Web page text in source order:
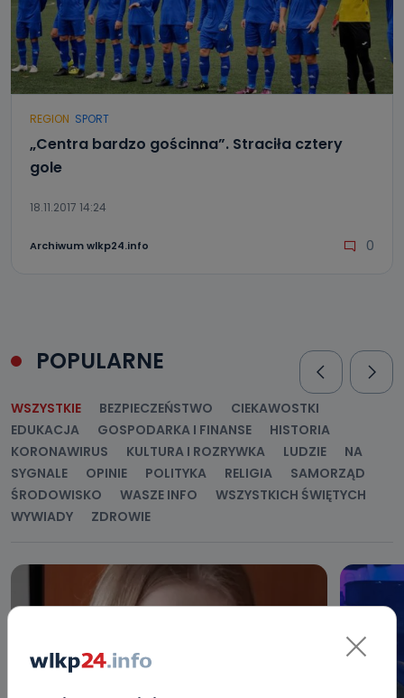
REGION SPORT
„Centra bardzo gościnna”. Straciła cztery
gole
18.11.2017 14:24
Archiwum wlkp24.info 0
POPULARNE
WSZYSTKIE BEZPIECZEŃSTWO
CIEKAWOSTKI
EDUKACJA
GOSPODARKA I FINANSE
HISTORIA
KORONAWIRUS
KULTURA I ROZRYWKA LUDZIE
NA
SYGNALE
OPINIE POLITYKA RELIGIA
SAMORZĄD
ŚRODOWISKO
WASZE INFO
WSZYSTKICH ŚWIĘTYCH
WYWIADY
ZDROWIE